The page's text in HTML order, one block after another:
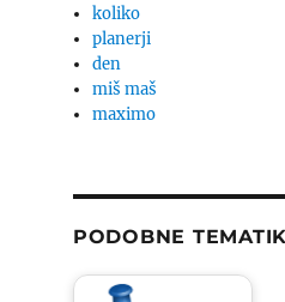
koliko
planerji
den
miš maš
maximo
PODOBNE